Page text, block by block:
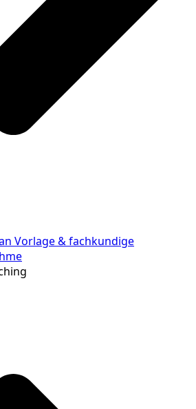
Vorlage & fachkundige